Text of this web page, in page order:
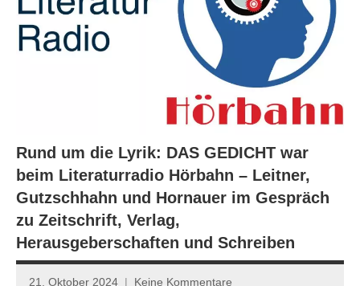
Rund um die Lyrik: DAS GEDICHT war
beim Literaturradio Hörbahn – Leitner,
Gutzschhahn und Hornauer im Gespräch
zu Zeitschrift, Verlag,
Herausgeberschaften und Schreiben
21. Oktober 2024 Keine Kommentare